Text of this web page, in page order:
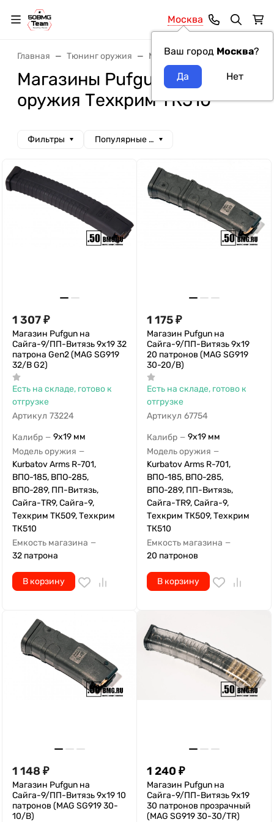
Москва
Ваш город Москва?
Главная Тюнинг оружия Магазины Магазины
Магазины Pufgun модель
оружия Техкрим ТК510
Фильтры Популярные сначала
1 307₽
Магазин Pufgun на
Сайга-9/ПП-Витязь 9х19 32
патрона Gen2 (MAG SG919
32/B G2)
Есть на складе, готово к
отгрузке
Артикул 73224
Калибр — 9x19 мм
Модель оружия —
Kurbatov Arms R-701,
ВПО-185, ВПО-285,
ВПО-289, ПП-Витязь,
Сайга-TR9, Сайга-9,
Техкрим ТК509, Техкрим
ТК510
Емкость магазина —
32 патрона
В корзину
1 175₽
Магазин Pufgun на
Сайга-9/ПП-Витязь 9х19
20 патронов (MAG SG919
30-20/B)
Есть на складе, готово к
отгрузке
Артикул 67754
Калибр — 9x19 мм
Модель оружия —
Kurbatov Arms R-701,
ВПО-185, ВПО-285,
ВПО-289, ПП-Витязь,
Сайга-TR9, Сайга-9,
Техкрим ТК509, Техкрим
ТК510
Емкость магазина —
20 патронов
В корзину
1 148 ₽
Магазин Pufgun на
Сайга-9/ПП-Витязь 9х19 10
патронов (MAG SG919 30-
10/B)
1 240 ₽
Магазин Pufgun на
Сайга-9/ПП-Витязь 9х19
30 патронов прозрачный
(MAG SG919 30-30/TR)